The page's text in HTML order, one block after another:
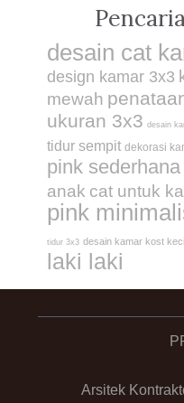
desain cat
design kamar 3x3
mewah
ukuran 3x3 desain
tidur sempit dekorasi
pink sederhana
anak cat untuk
pink
tidur 3x3 desain kamar kost
laki laki
Arsitek